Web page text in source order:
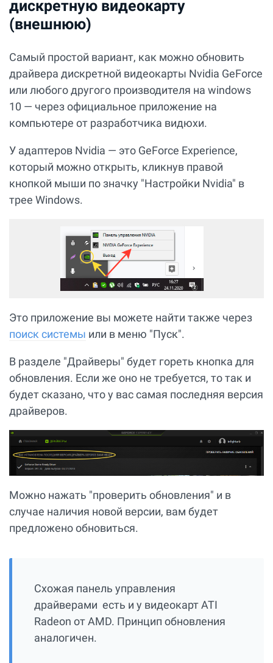
дискретную видеокарту
(внешнюю)
Самый простой вариант, как можно обновить
драйвера дискретной видеокарты Nvidia GeForce
или любого другого производителя на windows
10 — через официальное приложение на
компьютере от разработчика видюхи.
У адаптеров Nvidia — это GeForce Experience,
который можно открыть, кликнув правой
кнопкой мыши по значку "Настройки Nvidia" в
трее Windows.
Это приложение вы можете найти также через
поиск системы или в меню "Пуск".
В разделе "Драйверы" будет гореть кнопка для
обновления. Если же оно не требуется, то так и
будет сказано, что у вас самая последняя версия
драйверов.
Можно нажать "проверить обновления" и в
случае наличия новой версии, вам будет
предложено обновиться.
Схожая панель управления
драйверами есть и у видеокарт ATI
Radeon от AMD. Принцип обновления
аналогичен.